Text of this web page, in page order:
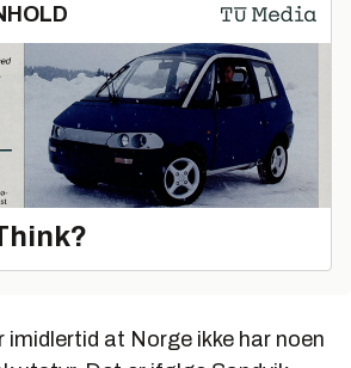
imidlertid at Norge ikke har noen